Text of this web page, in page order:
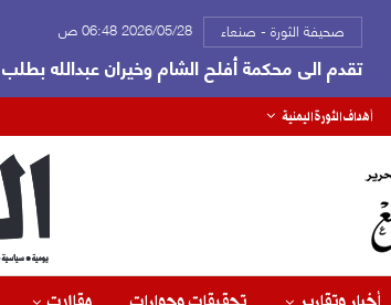
صحيفة الثورة - صنعاء 2026/05/28 06:48 ص
تقدم الى محكمة أفلح الشام وخيران عبدالله